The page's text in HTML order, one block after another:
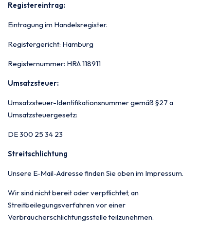
Registereintrag:
Eintragung im Handelsregister.
Registergericht: Hamburg
Registernummer: HRA 118911
Umsatzsteuer:
Umsatzsteuer-Identifikationsnummer gemäß §27 a
Umsatzsteuergesetz:
DE 300 25 34 23
Streitschlichtung
Unsere E-Mail-Adresse finden Sie oben im Impressum.
Wir sind nicht bereit oder verpflichtet, an
Streitbeilegungsverfahren vor einer
Verbraucherschlichtungsstelle teilzunehmen.